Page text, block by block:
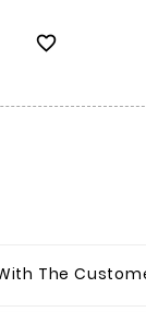

The